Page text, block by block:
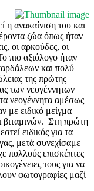
η ανακαίνιση του και
ζώα όπως ήταν
οι αρκούδες, οι
πιο αξιόλογο ήταν
και πολύ
της πρώτης
των νεογέννητων
νεογέννητα αμέσως
με ειδικό μείγμα
βιταμινών. Στη πρώτη
ειδικός για τα
μετά συνεχίσαμε
πολλούς επισκέπτες
τους για να
φωτογραφίες μαζί